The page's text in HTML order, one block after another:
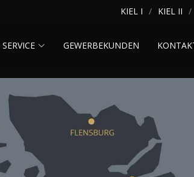
KIEL I KIEL II
SERVICE GEWERBEKUNDEN